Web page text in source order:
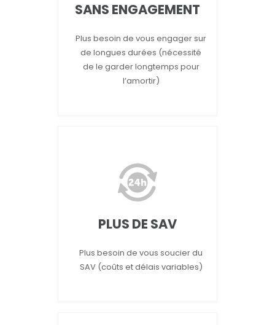
SANS ENGAGEMENT
Plus besoin de vous engager sur
de longues durées (nécessité
de le garder longtemps pour
l’amortir)
PLUS DE SAV
Plus besoin de vous soucier du
SAV (coûts et délais variables)